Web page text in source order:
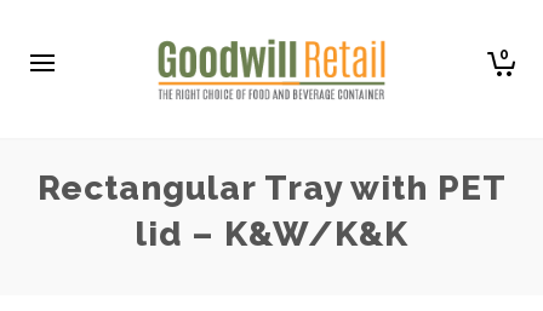
0
Rectangular Tray with PET
lid – K&W/K&K